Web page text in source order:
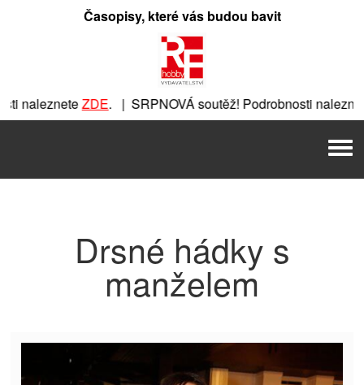
Časopisy, které vás budou bavit
nalezneteZDE. | SRPNOVÁ soutěž! Podrobnosti
. |
Drsné hádky s
manželem